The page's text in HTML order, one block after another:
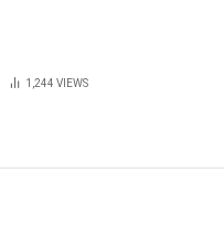
1,244 VIEWS